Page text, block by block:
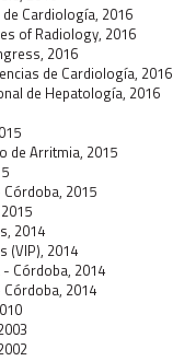
Cardiología, 2016
of Radiology, 2016
2016
de Cardiología, 2016
de Hepatología, 2016
de Arritmia, 2015
2015
2014
(VIP), 2014
- Córdoba, 2014
2014